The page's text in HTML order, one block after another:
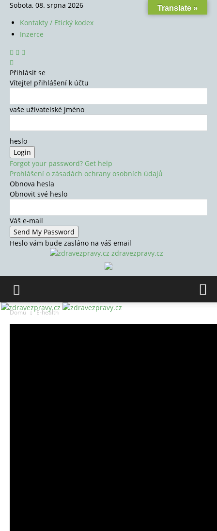
Sobota, 08. srpna 2026
Kontakty / Etický kodex
Inzerce
Přihlásit se
Vítejte! přihlášení k účtu
vaše uživatelské jméno
heslo
Forgot your password? Get help
Prohlášení o zásadách ochrany osobních údajů
Obnova hesla
Obnovit své heslo
Váš e-mail
Heslo vám bude zasláno na váš email
zdravezpravy.cz
Domů E-health
Translate »